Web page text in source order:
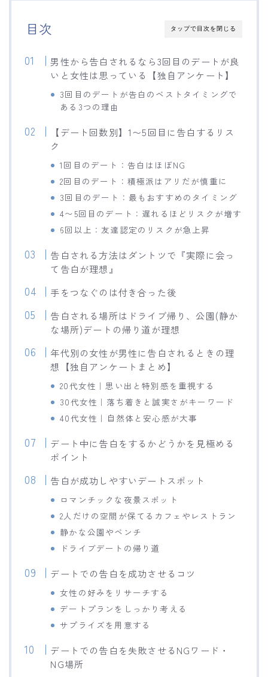
タップで目次を閉じる
目次
男性から告白されるなら3回目のデートが良
いと女性は思っている【独自アンケート】
3回目のデートが告白のベストタイミングで
ある3つの理由
【デート回数別】1〜5回目に告白するリス
ク
1回目のデート：告白はほぼNG
2回目のデート：積極派はアリだが慎重に
3回目のデート：最もおすすめのタイミング
4〜5回目のデート：遅れるほどリスクが増す
6回以上：友達認定のリスクが急上昇
告白される方法はダントツで『実際に会っ
て告白が理想』
手をつなぐのは付き合った後
告白される場所はドライブ帰り、公園(静か
な場所)デートの帰り道が理想
年代別の女性が男性に告白されるときの理
想【独自アンケートまとめ】
20代女性｜思い出と特別感を重視する
30代女性｜落ち着きと誠実さがキーワード
40代女性｜自然体と安心感が大事
デート中に告白をするかどうかを見極める
ポイント
告白が成功しやすいデートスポット
ロマンチックな夜景スポット
2人だけの空間が保てるカフェやレストラン
静かな公園やベンチ
ドライブデートの帰り道
デートでの告白を成功させるコツ
女性の好みをリサーチする
デートプランをしっかり考える
サプライズを用意する
デートでの告白を失敗させるNGワード・
NG場所